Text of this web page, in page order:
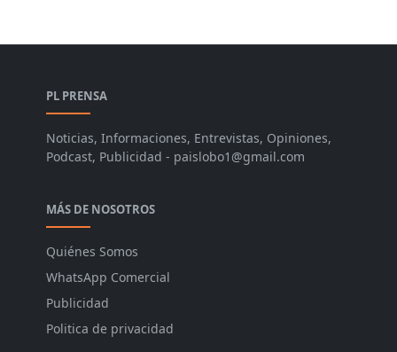
PL PRENSA
Noticias, Informaciones, Entrevistas, Opiniones,
Podcast, Publicidad - paislobo1@gmail.com
MÁS DE NOSOTROS
Quiénes Somos
WhatsApp Comercial
Publicidad
Politica de privacidad